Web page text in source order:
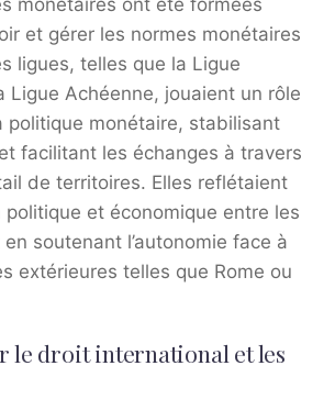
et gérer les normes monétaires
ligues, telles que la Ligue
Ligue Achéenne, jouaient un rôle
politique monétaire, stabilisant
facilitant les échanges à travers
de territoires. Elles reflétaient
politique et économique entre les
soutenant l’autonomie face à
extérieures telles que Rome ou
le droit international et les